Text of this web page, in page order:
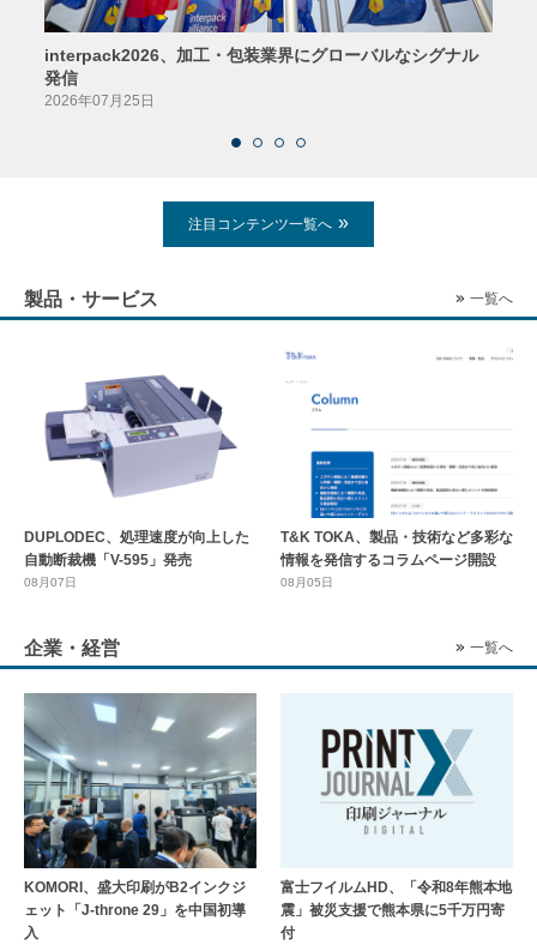
interpack2026、加工・包装業界にグローバルなシグナル
発信
2026年07月25日
注目コンテンツ一覧へ
製品・サービス 一覧へ
DUPLODEC、処理速度が向上した
自動断裁機「V-595」発売
08月07日
T&K TOKA、製品・技術など多彩な
情報を発信するコラムページ開設
08月05日
企業・経営 一覧へ
KOMORI、盛大印刷がB2インクジ
ェット「J-throne 29」を中国初導
入
富士フイルムHD、「令和8年熊本地
震」被災支援で熊本県に5千万円寄
付